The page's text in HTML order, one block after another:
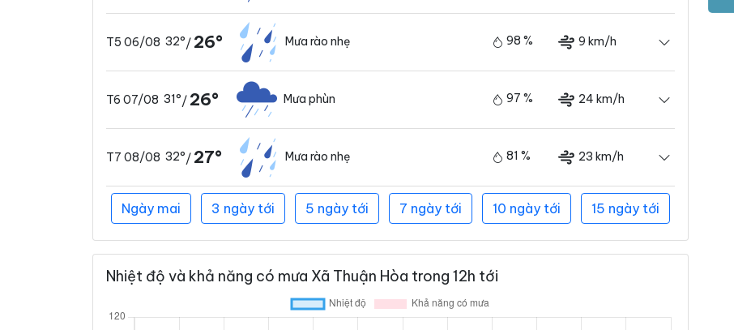
T5 06/08 32°/ 26° Mưa rào nhẹ 98 % 9 km/h
T6 07/08 31°/ 26° Mưa phùn 97 % 24 km/h
T7 08/08 32°/ 27° Mưa rào nhẹ 81 % 23 km/h
Ngày mai 3 ngày tới 5 ngày tới 7 ngày tới 10 ngày tới 15 ngày tới
Nhiệt độ và khả năng có mưa Xã Thuận Hòa trong 12h tới